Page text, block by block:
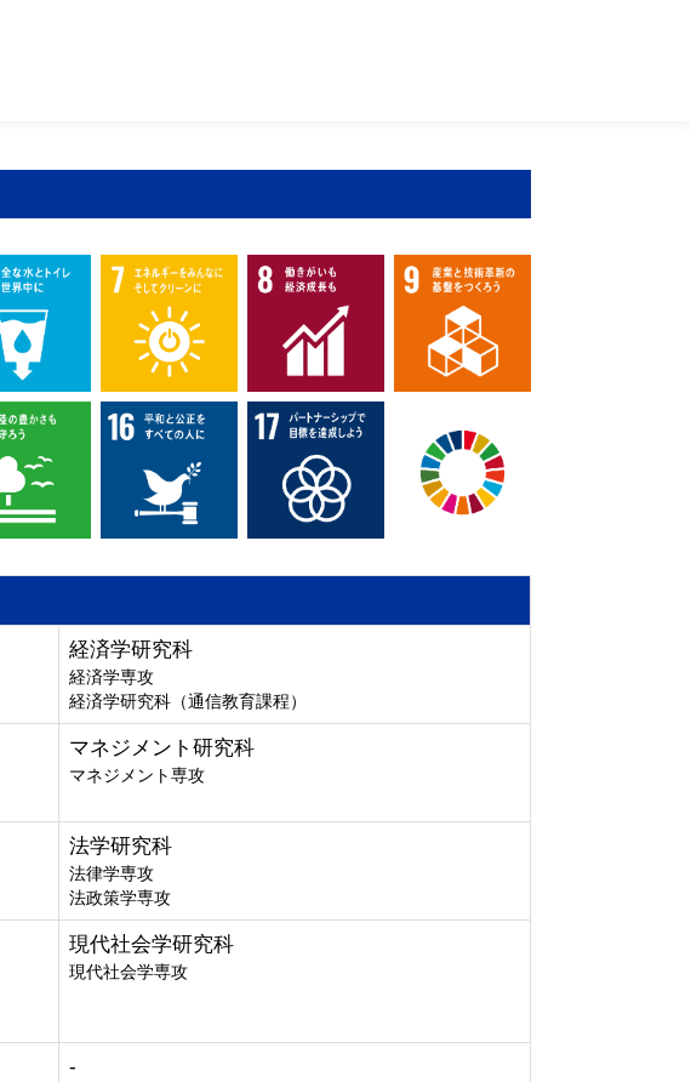
経済学研究科
経済学専攻
経済学研究科（通信教育課程）
マネジメント研究科
マネジメント専攻
法学研究科
法律学専攻
法政策学専攻
現代社会学研究科
現代社会学専攻
-